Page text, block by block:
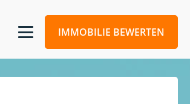
IMMOBILIE BEWERTEN